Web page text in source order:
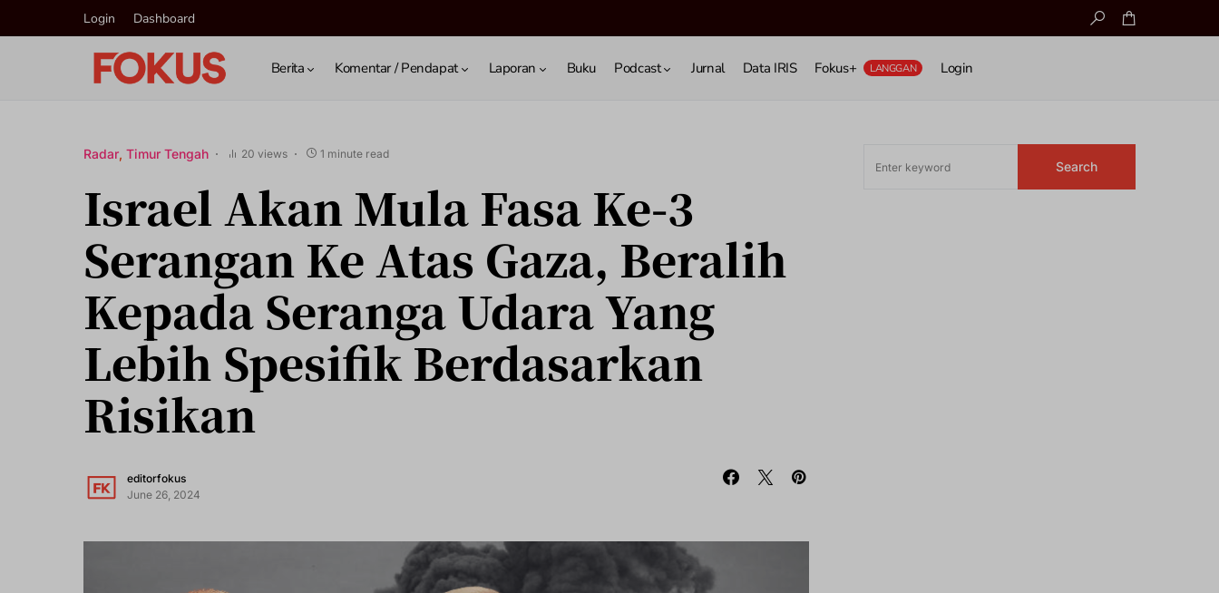
Login Dashboard
Berita Komentar / Pendapat Laporan Buku Podcast Jurnal Data IRIS Fokus+ LANGGAN Login
Radar Timur Tengah 20 views 1 minute read
Israel Akan Mula Fasa Ke-3
Serangan Ke Atas Gaza, Beralih
Kepada Seranga Udara Yang
Lebih Spesifik Berdasarkan
Risikan
editorfokus
June 26, 2024
Search